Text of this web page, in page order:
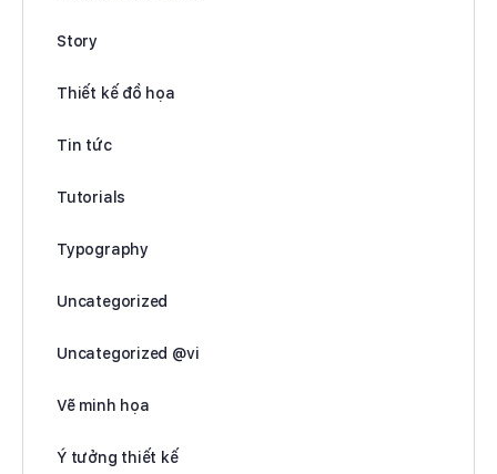
Story
Thiết kế đồ họa
Tin tức
Tutorials
Typography
Uncategorized
Uncategorized @vi
Vẽ minh họa
Ý tưởng thiết kế